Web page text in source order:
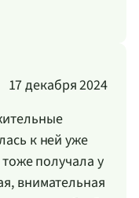
17 декабря 2024
к ней уже
получала у
внимательная